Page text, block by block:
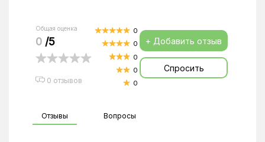
Общая оценка
0 /5
0 отзывов
0
0
0
0
0
+ Добавить отзыв
Спросить
Отзывы Вопросы